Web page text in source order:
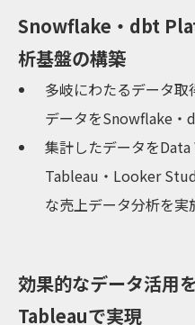
Snowflake・dbt
析基盤の構築
多岐にわたるデータ
データをSnowflake
集計したデータをData
Tableau・Looker
な売上データ分析を実
効果的なデータ活用
Tableauで実現